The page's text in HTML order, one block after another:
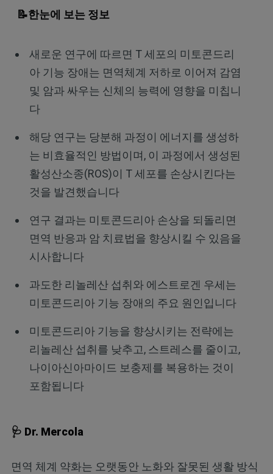
📝한눈에 보는 정보
새로운 연구에 따르면 T 세포의 미토콘드리
아 기능 장애는 면역체계 저하로 이어져 감염
및 암과 싸우는 신체의 능력에 영향을 미칩니
다
해당 연구는 당분해 과정이 에너지를 생성하
는 비효율적인 방법이며, 이 과정에서 생성된
활성산소종(ROS)이 T 세포를 손상시킨다는
것을 발견했습니다
연구 결과는 미토콘드리아 손상을 되돌리면
면역 반응과 암 치료법을 향상시킬 수 있음을
시사합니다
과도한 리놀레산 섭취와 에스트로겐 우세는
미토콘드리아 기능 장애의 주요 원인입니다
미토콘드리아 기능을 향상시키는 전략에는
리놀레산 섭취를 낮추고, 스트레스를 줄이고,
나이아신아마이드 보충제를 복용하는 것이
포함됩니다
🩺 Dr. Mercola
면역 체계 약화는 오랫동안 노화와 잘못된 생활 방식